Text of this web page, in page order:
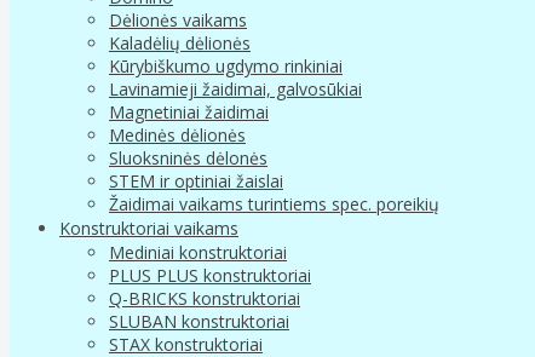
Dėlionės vaikams
Kaladėlių dėlionės
Kūrybiškumo ugdymo rinkiniai
Lavinamieji žaidimai, galvosūkiai
Magnetiniai žaidimai
Medinės dėlionės
Sluoksninės dėlonės
STEM ir optiniai žaislai
Žaidimai vaikams turintiems spec. poreikių
Konstruktoriai vaikams
Mediniai konstruktoriai
PLUS PLUS konstruktoriai
Q-BRICKS konstruktoriai
SLUBAN konstruktoriai
STAX konstruktoriai